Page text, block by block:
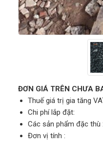
ĐƠN GIÁ TRÊN CHƯA
Thuế giá trị gia tăng
Chi phí lắp đặt:
Các sản phẩm đặc thù :
Đơn vị tính :